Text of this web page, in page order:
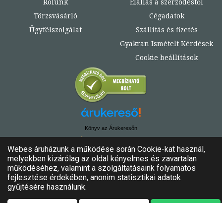
Törzsvásárló
Ügyfélszolgálat
Cégadatok
Szállítás és fizetés
Gyakran Ismételt Kérdések
Cookie beállítások
Könyv az Árukeresőn